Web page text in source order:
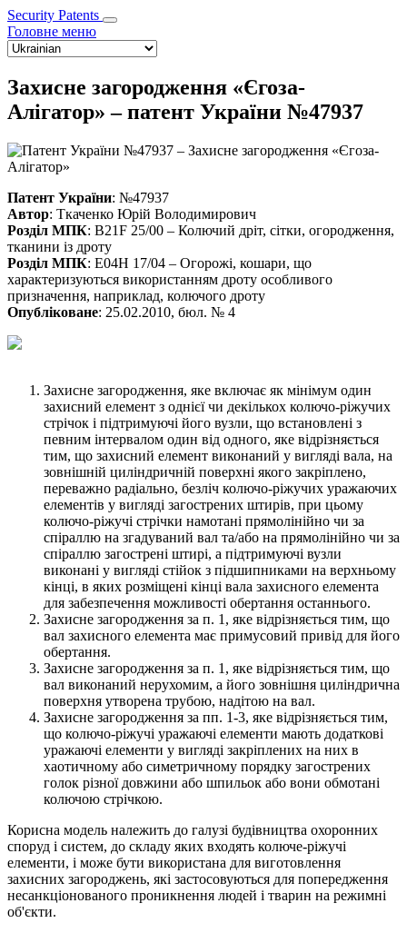
Security Patents
Головне меню
Select
language
Захисне загородження «Єгоза-
Алігатор» – патент України №47937
Патент України: №47937
Автор: Ткаченко Юрій Володимирович
Розділ МПК: B21F 25/00 – Колючий дріт, сітки, огородження,
тканини із дроту
Розділ МПК: E04H 17/04 – Огорожі, кошари, що
характеризуються використанням дроту особливого
призначення, наприклад, колючого дроту
Опубліковане: 25.02.2010, бюл. № 4
Захисне загородження, яке включає як мінімум один
захисний елемент з однієї чи декількох колючо-ріжучих
стрічок і підтримуючі його вузли, що встановлені з
певним інтервалом один від одного, яке відрізняється
тим, що захисний елемент виконаний у вигляді вала, на
зовнішній циліндричній поверхні якого закріплено,
переважно радіально, безліч колючо-ріжучих уражаючих
елементів у вигляді загострених штирів, при цьому
колючо-ріжучі стрічки намотані прямолінійно чи за
спіраллю на згадуваний вал та/або на прямолінійно чи за
спіраллю загострені штирі, а підтримуючі вузли
виконані у вигляді стійок з підшипниками на верхньому
кінці, в яких розміщені кінці вала захисного елемента
для забезпечення можливості обертання останнього.
Захисне загородження за п. 1, яке відрізняється тим, що
вал захисного елемента має примусовий привід для його
обертання.
Захисне загородження за п. 1, яке відрізняється тим, що
вал виконаний нерухомим, а його зовнішня циліндрична
поверхня утворена трубою, надітою на вал.
Захисне загородження за пп. 1-3, яке відрізняється тим,
що колючо-ріжучі уражаючі елементи мають додаткові
уражаючі елементи у вигляді закріплених на них в
хаотичному або симетричному порядку загострених
голок різної довжини або шпильок або вони обмотані
колючою стрічкою.
Корисна модель належить до галузі будівництва охоронних
споруд і систем, до складу яких входять колюче-ріжучі
елементи, і може бути використана для виготовлення
захисних загороджень, які застосовуються для попередження
несанкціонованого проникнення людей і тварин на режимні
об'єкти.